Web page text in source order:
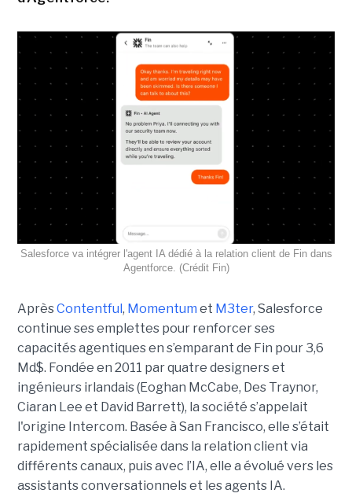
Salesforce va intégrer l'agent IA dédié à la relation client de Fin dans
Agentforce. (Crédit Fin)
AprèsContentful, Momentum et M3ter, Salesforce
continue ses emplettes pour renforcer ses
capacités agentiques en s’emparant de Fin pour 3,6
Md$. Fondée en 2011 par quatre designers et
ingénieurs irlandais (Eoghan McCabe, Des Traynor,
Ciaran Lee et David Barrett), la société s’appelait
l'origine Intercom. Basée à San Francisco, elle s’était
rapidement spécialisée dans la relation client via
différents canaux, puis avec l’IA, elle a évolué vers les
assistants conversationnels et les agents IA.